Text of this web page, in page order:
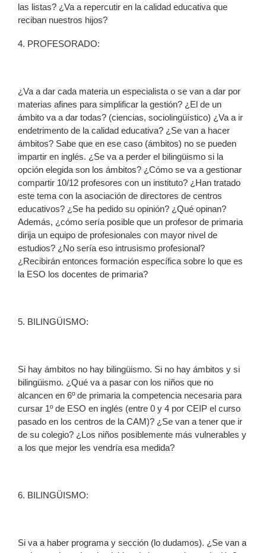
las listas? ¿Va a repercutir en la calidad educativa que
reciban nuestros hijos?
4. PROFESORADO:
¿Va a dar cada materia un especialista o se van a dar por
materias afines para simplificar la gestión? ¿El de un
ámbito va a dar todas? (ciencias, sociolingüístico) ¿Va a ir
endetrimento de la calidad educativa? ¿Se van a hacer
ámbitos? Sabe que en ese caso (ámbitos) no se pueden
impartir en inglés. ¿Se va a perder el bilingüismo si la
opción elegida son los ámbitos? ¿Cómo se va a gestionar
compartir 10/12 profesores con un instituto? ¿Han tratado
este tema con la asociación de directores de centros
educativos? ¿Se ha pedido su opinión? ¿Qué opinan?
Además, ¿cómo sería posible que un profesor de primaria
dirija un equipo de profesionales con mayor nivel de
estudios? ¿No sería eso intrusismo profesional?
¿Recibirán entonces formación específica sobre lo que es
la ESO los docentes de primaria?
5. BILINGÜISMO:
Si hay ámbitos no hay bilingüismo. Si no hay ámbitos y si
bilingüismo. ¿Qué va a pasar con los niños que no
alcancen en 6º de primaria la competencia necesaria para
cursar 1º de ESO en inglés (entre 0 y 4 por CEIP el curso
pasado en los centros de la CAM)? ¿Se van a tener que ir
de su colegio? ¿Los niños posiblemente más vulnerables y
a los que mejor les vendría esa medida?
6. BILINGÜISMO:
Si va a haber programa y sección (lo dudamos). ¿Se van a